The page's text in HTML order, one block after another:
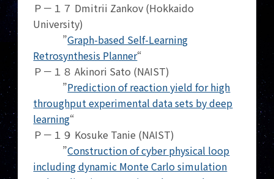
Ｐ－１７ Dmitrii Zankov (Hokkaido
University)
”Graph-based Self-Learning
Retrosynthesis Planner“
Ｐ－１８ Akinori Sato (NAIST)
”Prediction of reaction yield for high
throughput experimental data sets by deep
learning“
Ｐ－１９ Kosuke Tanie (NAIST)
”Construction of cyber physical loop
including dynamic Monte Carlo simulation